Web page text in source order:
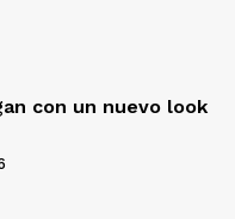
con un nuevo look